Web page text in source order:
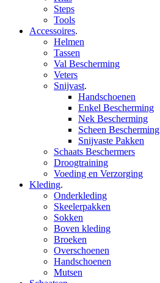
Steps
Tools
Accessoires.
Helmen
Tassen
Val Bescherming
Veters
Snijvast.
Handschoenen
Enkel Bescherming
Nek Bescherming
Scheen Bescherming
Snijvaste Pakken
Schaats Beschermers
Droogtraining
Voeding en Verzorging
Kleding.
Onderkleding
Skeelerpakken
Sokken
Boven kleding
Broeken
Overschoenen
Handschoenen
Mutsen